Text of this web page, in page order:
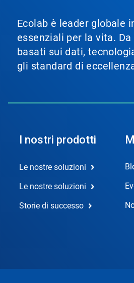
Ecolab è leader globale
essenziali per la vita.
basati sui dati,
gli standard di
I nostri prodotti
Le nostre soluzioni
Le nostre soluzioni
Storie di successo